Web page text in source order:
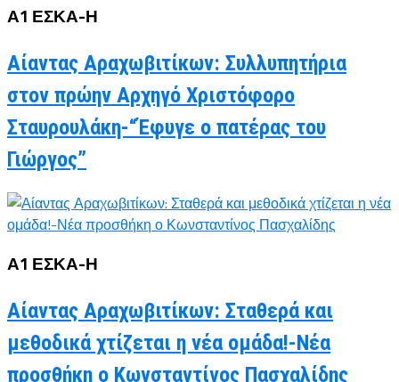
Α1 ΕΣΚΑ-Η
Αίαντας Αραχωβιτίκων: Συλλυπητήρια
στον πρώην Αρχηγό Χριστόφορο
Σταυρουλάκη-“Έφυγε ο πατέρας του
Γιώργος”
Α1 ΕΣΚΑ-Η
Αίαντας Αραχωβιτίκων: Σταθερά και
μεθοδικά χτίζεται η νέα ομάδα!-Νέα
προσθήκη ο Κωνσταντίνος Πασχαλίδης